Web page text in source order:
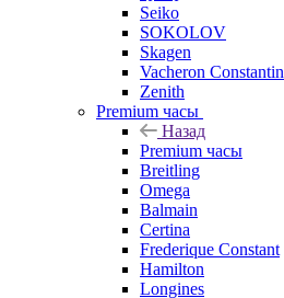
Seiko
SOKOLOV
Skagen
Vacheron Constantin
Zenith
Premium часы
Назад
Premium часы
Breitling
Omega
Balmain
Certina
Frederique Constant
Hamilton
Longines